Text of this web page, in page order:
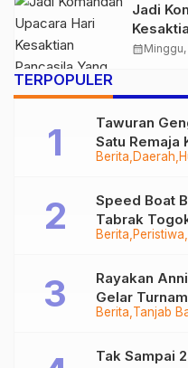
Jadi
calendar_monthMinggu,
TERPOPULER
Berita Daerah
Tawuran
Satu Remaja
Ditangkap
Berita Peristiwa
Speed Boat
Tabrak
Sempat
Berita Tanjab
Rayakan
Gelar
Juta
Tak Sampai